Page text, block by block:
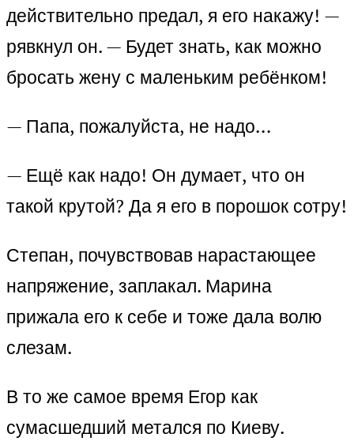
действительно предал, я его накажу! —
рявкнул он. — Будет знать, как можно
бросать жену с маленьким ребёнком!
— Папа, пожалуйста, не надо…
— Ещё как надо! Он думает, что он
такой крутой? Да я его в порошок сотру!
Степан, почувствовав нарастающее
напряжение, заплакал. Марина
прижала его к себе и тоже дала волю
слезам.
В то же самое время Егор как
сумасшедший метался по Киеву.